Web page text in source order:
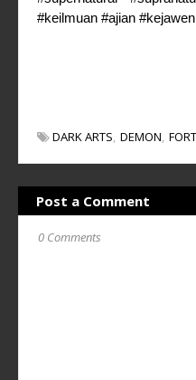
#keilmuan #ajian #kejawen
DARK ARTS DEMON
Post a Comment
0 Comments